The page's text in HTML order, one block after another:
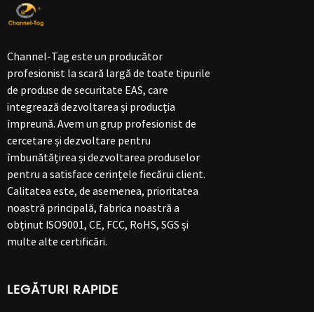
Channel-Tag este un producător
profesionist la scară largă de toate tipurile
de produse de securitate EAS, care
integrează dezvoltarea și producția
împreună. Avem un grup profesionist de
cercetare și dezvoltare pentru
îmbunătățirea și dezvoltarea produselor
pentru a satisface cerințele fiecărui client.
Calitatea este, de asemenea, prioritatea
noastră principală, fabrica noastră a
obținut ISO9001, CE, FCC, RoHS, SGS și
multe alte certificări.
LEGĂTURI RAPIDE